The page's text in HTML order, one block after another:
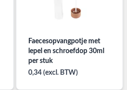
Faecesopvangpotje met
lepel en schroefdop 30ml
per stuk
0,34 (excl. BTW)